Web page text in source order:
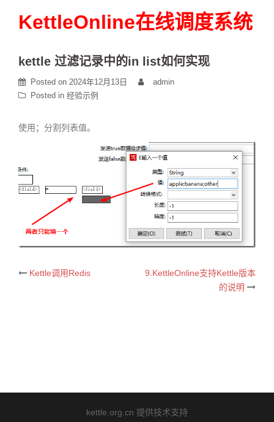
KettleOnline在线调度系统
kettle 过滤记录中的in list如何实现
Posted on 2024年12月13日
admin
Posted in 经验示例
使用；分割列表值。
Post
Kettle调用Redis
9.KettleOnline支持Kettle版本
的说明
kettle.org.cn 提供技术支持